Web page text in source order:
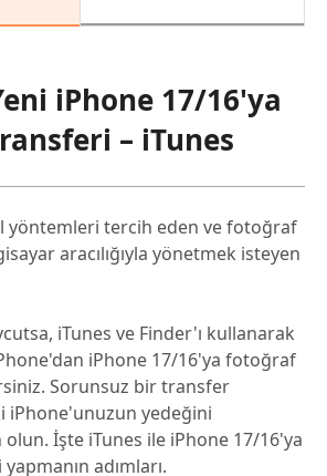
iPhone 17/16'ya
– iTunes
yöntemleri tercih eden ve fotoğraf
aracılığıyla yönetmek isteyen
iTunes ve Finder'ı kullanarak
iPhone 17/16'ya fotoğraf
Sorunsuz bir transfer
iPhone'unuzun yedeğini
olun. İşte iTunes ile iPhone 17/16'ya
adımları.